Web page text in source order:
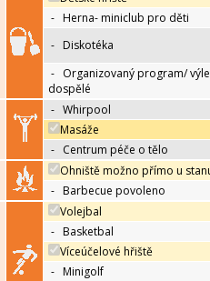
- Herna- miniclub pro děti
- Diskotéka
- Organizovaný program/
dospělé
- Whirpool
Masáže
- Centrum péče o tělo
Ohniště možno přímo u
- Barbecue povoleno
Volejbal
- Basketbal
Víceúčelové hřiště
- Minigolf